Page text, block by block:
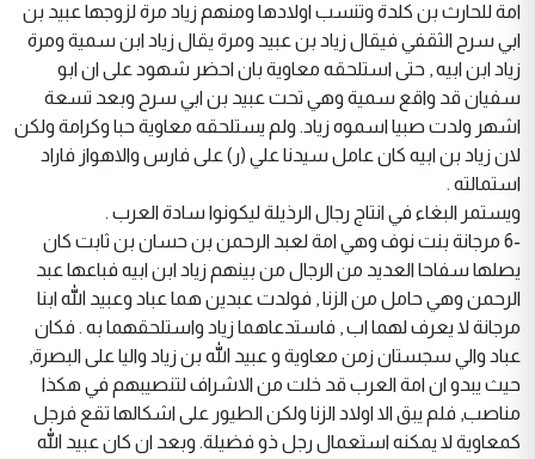
امة للحارث بن كلدة وتنسب اولادها ومنهم زياد مرة لزوجها عبيد بن
ابي سرح الثقفي فيقال زياد بن عبيد ومرة يقال زياد ابن سمية ومرة
زياد ابن ابيه , حتى استلحقه معاوية بان احضر شهود على ان ابو
سفيان قد واقع سمية وهي تحت عبيد بن ابي سرح وبعد تسعة
اشهر ولدت صبيا اسموه زياد. ولم يستلحقه معاوية حبا وكرامة ولكن
لان زياد بن ابيه كان عامل سيدنا علي (ر) على فارس والاهواز فاراد
استمالته .
ويستمر البغاء في انتاج رجال الرذيلة ليكونوا سادة العرب .
-6 مرجانة بنت نوف وهي امة لعبد الرحمن بن حسان بن ثابت كان
يصلها سفاحا العديد من الرجال من بينهم زياد ابن ابيه فباعها عبد
الرحمن وهي حامل من الزنا , فولدت عبدين هما عباد وعبيد الله ابنا
مرجانة لا يعرف لهما اب , فاستدعاهما زياد واستلحقهما به . فكان
عباد والي سجستان زمن معاوية و عبيد الله بن زياد واليا على البصرة,
حيث يبدو ان امة العرب قد خلت من الاشراف لتنصيبهم في هكذا
مناصب, فلم يبق الا اولاد الزنا ولكن الطيور على اشكالها تقع فرجل
كمعاوية لا يمكنه استعمال رجل ذو فضيلة. وبعد ان كان عبيد الله